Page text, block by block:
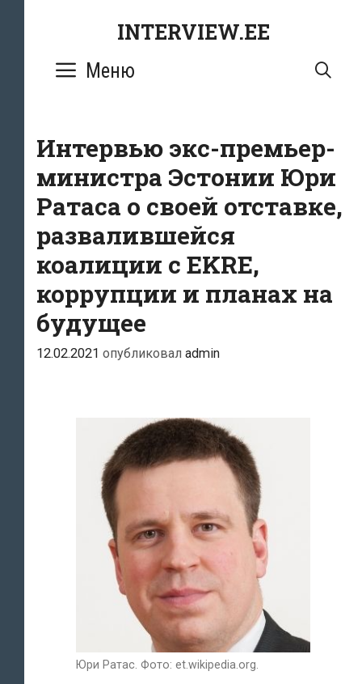
INTERVIEW.EE
Меню
Интервью экс-премьер-
министра Эстонии Юри
Ратаса о своей отставке,
развалившейся
коалиции с EKRE,
коррупции и планах на
будущее
12.02.2021 опубликовал admin
Юри Ратас. Фото: et.wikipedia.org.